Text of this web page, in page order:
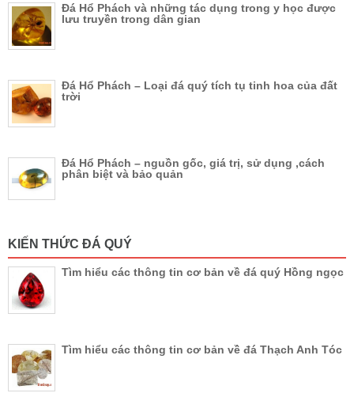
Đá Hổ Phách và những tác dụng trong y học được
lưu truyền trong dân gian
Đá Hổ Phách – Loại đá quý tích tụ tinh hoa của đất
trời
Đá Hổ Phách – nguồn gốc, giá trị, sử dụng ,cách
phân biệt và bảo quản
KIẾN THỨC ĐÁ QUÝ
Tìm hiểu các thông tin cơ bản về đá quý Hồng ngọc
Tìm hiểu các thông tin cơ bản về đá Thạch Anh Tóc